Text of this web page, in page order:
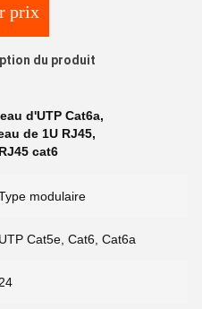
prix
du produit
d'UTP Cat6a,
de 1U RJ45,
cat6
modulaire
UTP Cat5e, Cat6, Cat6a
24